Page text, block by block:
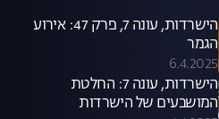
הישרדות, עונה 7, פרק 47: אירוע
הגמר
6.4.2025
הישרדות, עונה 7: החלטת
המושבעים של הישרדות